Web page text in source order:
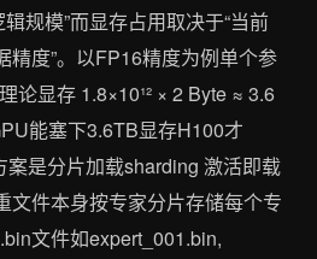
规模”而显存占用取决于“当前
精度”。以FP16精度为例单个参
论显存 1.8×10¹² × 2 Byte ≈ 3.6
能塞下3.6TB显存H100才
是分片加载sharding 激活即载
文件本身按专家分片存储每个专
文件如expert_001.bin,